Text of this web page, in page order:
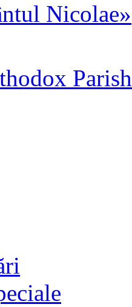
Nicolae»